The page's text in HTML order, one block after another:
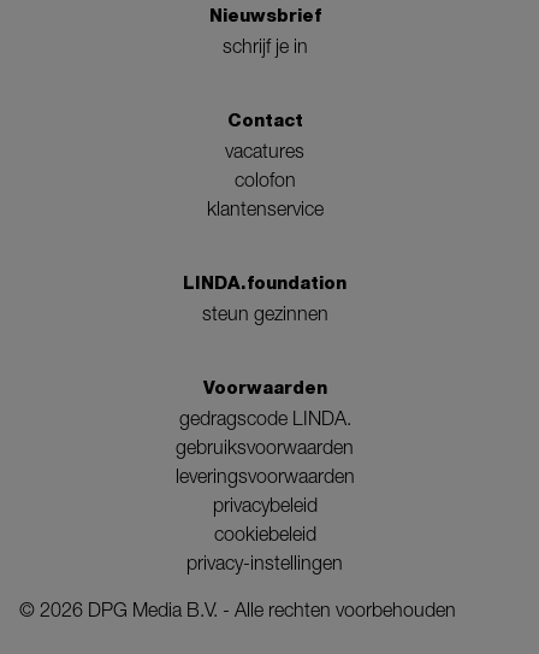
Nieuwsbrief
schrijf je in
Contact
vacatures
colofon
klantenservice
LINDA.foundation
steun gezinnen
Voorwaarden
gedragscode LINDA.
gebruiksvoorwaarden
leveringsvoorwaarden
privacybeleid
cookiebeleid
privacy-instellingen
© 2026 DPG Media B.V. - Alle rechten voorbehouden